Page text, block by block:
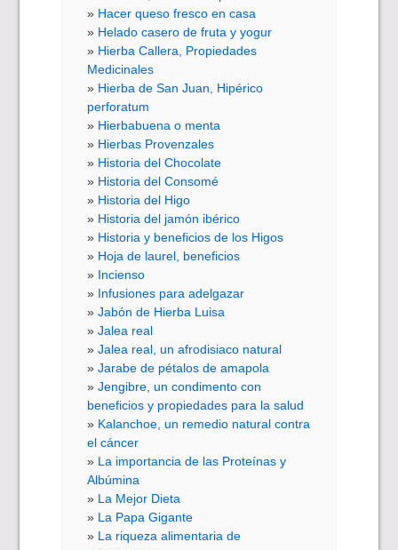
Hacer queso fresco en casa
Helado casero de fruta y yogur
Hierba Callera, Propiedades
Medicinales
Hierba de San Juan, Hipérico
perforatum
Hierbabuena o menta
Hierbas Provenzales
Historia del Chocolate
Historia del Consomé
Historia del Higo
Historia del jamón ibérico
Historia y beneficios de los Higos
Hoja de laurel, beneficios
Incienso
Infusiones para adelgazar
Jabón de Hierba Luisa
Jalea real
Jalea real, un afrodisiaco natural
Jarabe de pétalos de amapola
Jengibre, un condimento con
beneficios y propiedades para la salud
Kalanchoe, un remedio natural contra
el cáncer
La importancia de las Proteínas y
Albúmina
La Mejor Dieta
La Papa Gigante
La riqueza alimentaria de